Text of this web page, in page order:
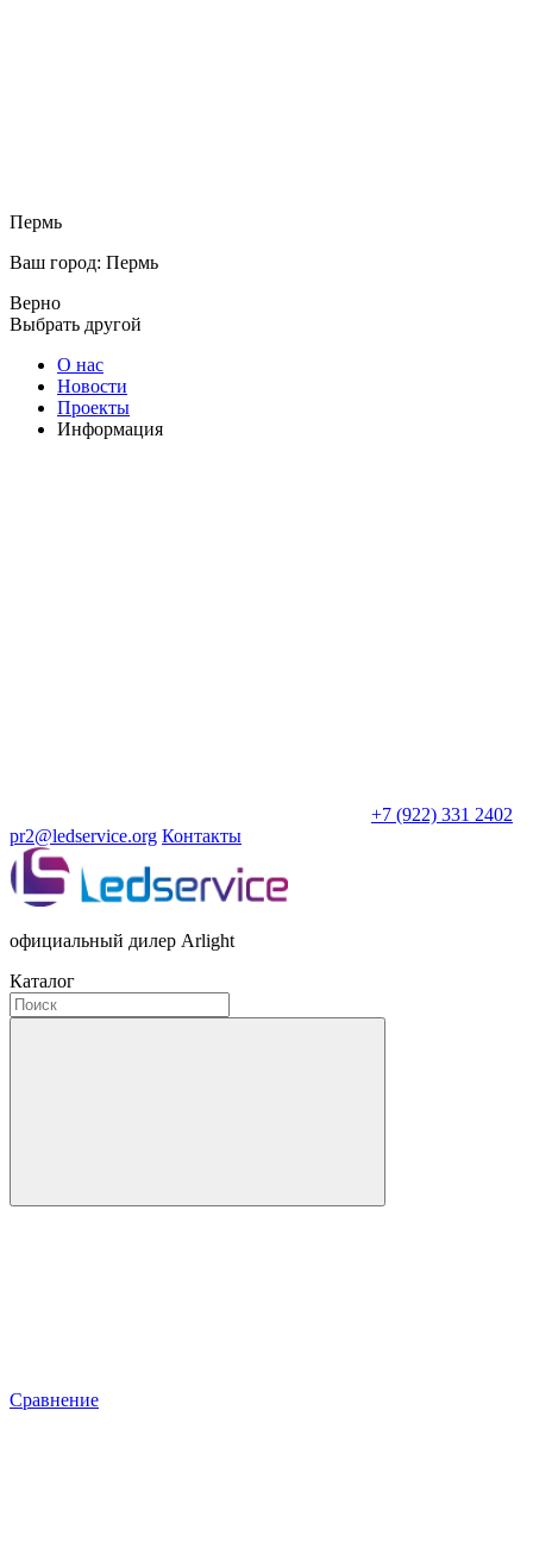
Пермь
Ваш город: Пермь
Верно
Выбрать другой
О нас
Новости
Проекты
Информация
+7 (922) 331 2402
pr2@ledservice.org Контакты
официальный дилер Arlight
Каталог
Сравнение